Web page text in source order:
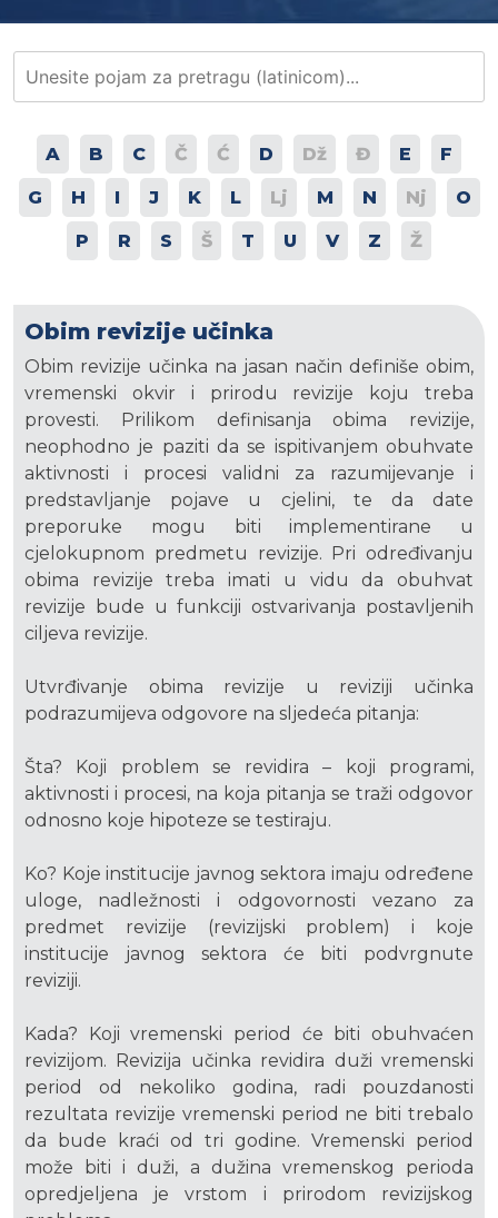
A B C Č Ć D Dž Đ E F
G H I J K L Lj M N Nj O
P R S Š T U V Z Ž
Obim revizije učinka
Obim revizije učinka na jasan način definiše obim,
vremenski okvir i prirodu revizije koju treba
provesti. Prilikom definisanja obima revizije,
neophodno je paziti da se ispitivanjem obuhvate
aktivnosti i procesi validni za razumijevanje i
predstavljanje pojave u cjelini, te da date
preporuke mogu biti implementirane u
cjelokupnom predmetu revizije. Pri određivanju
obima revizije treba imati u vidu da obuhvat
revizije bude u funkciji ostvarivanja postavljenih
ciljeva revizije.
Utvrđivanje obima revizije u reviziji učinka
podrazumijeva odgovore na sljedeća pitanja:
Šta? Koji problem se revidira – koji programi,
aktivnosti i procesi, na koja pitanja se traži odgovor
odnosno koje hipoteze se testiraju.
Ko? Koje institucije javnog sektora imaju određene
uloge, nadležnosti i odgovornosti vezano za
predmet revizije (revizijski problem) i koje
institucije javnog sektora će biti podvrgnute
reviziji.
Kada? Koji vremenski period će biti obuhvaćen
revizijom. Revizija učinka revidira duži vremenski
period od nekoliko godina, radi pouzdanosti
rezultata revizije vremenski period ne biti trebalo
da bude kraći od tri godine. Vremenski period
može biti i duži, a dužina vremenskog perioda
opredjeljena je vrstom i prirodom revizijskog